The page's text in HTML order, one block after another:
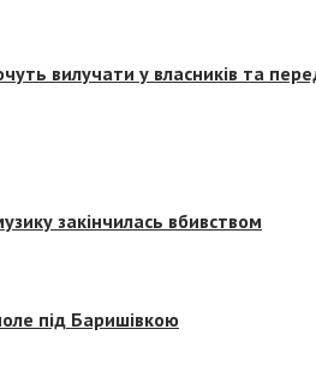
вилучати у власників та
закінчилась вбивством
під Баришівкою